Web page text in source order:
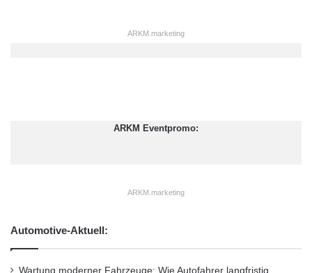
ARKM.marketing
ARKM Eventpromo:
ARKM.marketing
Automotive-Aktuell:
Wartung moderner Fahrzeuge: Wie Autofahrer langfristig